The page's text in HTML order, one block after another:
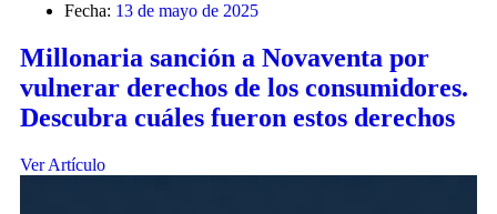
Fecha: 13 de mayo de 2025
Millonaria sanción a Novaventa por
vulnerar derechos de los consumidores.
Descubra cuáles fueron estos derechos
Ver Artículo